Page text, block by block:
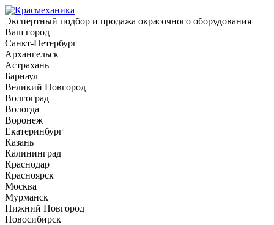
Экспертный подбор и продажа окрасочного оборудования
Ваш город
Санкт-Петербург
Архангельск
Астрахань
Барнаул
Великий Новгород
Волгоград
Вологда
Воронеж
Екатеринбург
Казань
Калининград
Краснодар
Красноярск
Москва
Мурманск
Нижний Новгород
Новосибирск